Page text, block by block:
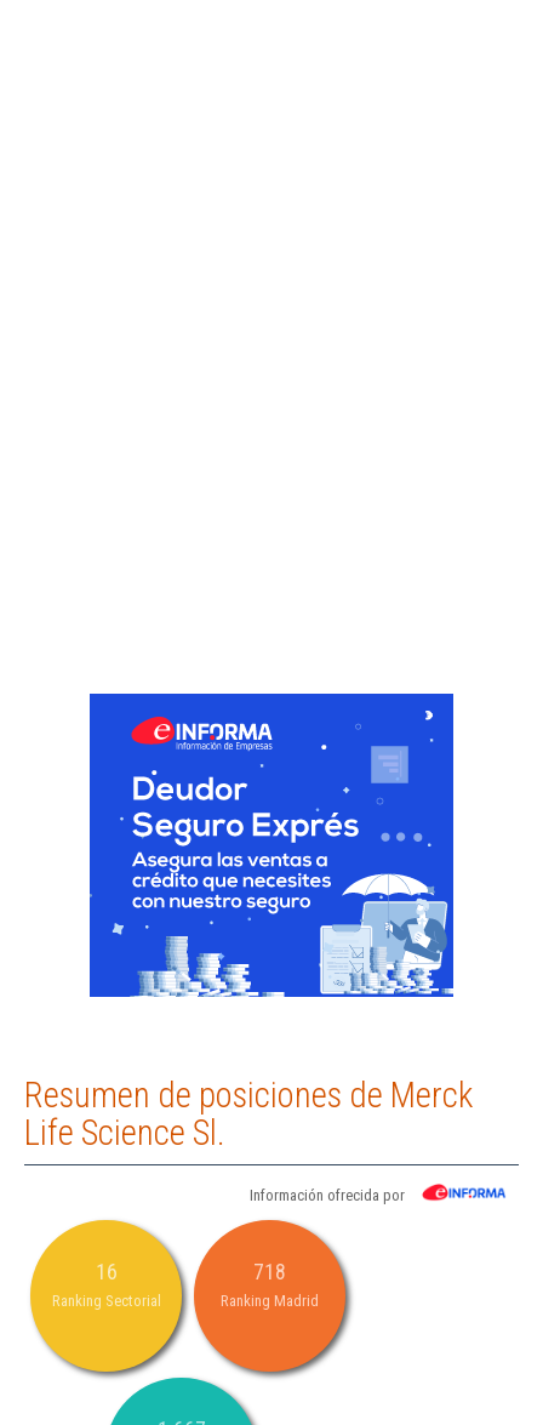
Resumen de posiciones de Merck
Life Science Sl.
Información ofrecida por
16
Ranking Sectorial
718
Ranking Madrid